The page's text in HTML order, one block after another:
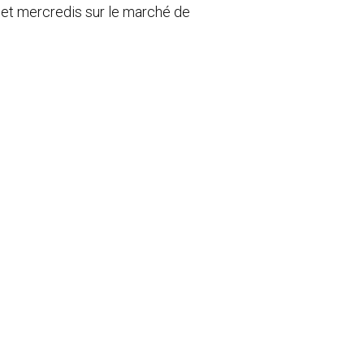
mercredis sur le marché de